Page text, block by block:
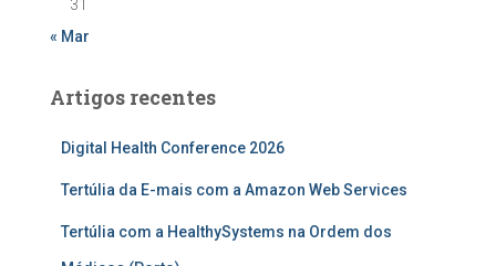
31
« Mar
Artigos recentes
Digital Health Conference 2026
Tertúlia da E-mais com a Amazon Web Services
Tertúlia com a HealthySystems na Ordem dos